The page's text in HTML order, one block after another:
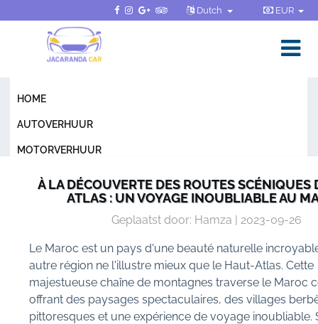
Dutch EUR
HOME
AUTOVERHUUR
MOTORVERHUUR
ALGEMENE VOORWAARDEN
CONTACTEER ONS
À LA DÉCOUVERTE DES ROUTES SCÉNIQUES
ATLAS : UN VOYAGE INOUBLIABLE AU
Geplaatst door: Hamza | 2023-09-26
Le Maroc est un pays d'une beauté naturelle
autre région ne l'illustre mieux que le Haut-Atlas. Cette
majestueuse chaîne de montagnes traverse le Maroc
offrant des paysages spectaculaires, des villages
pittoresques et une expérience de voyage inoubliable.